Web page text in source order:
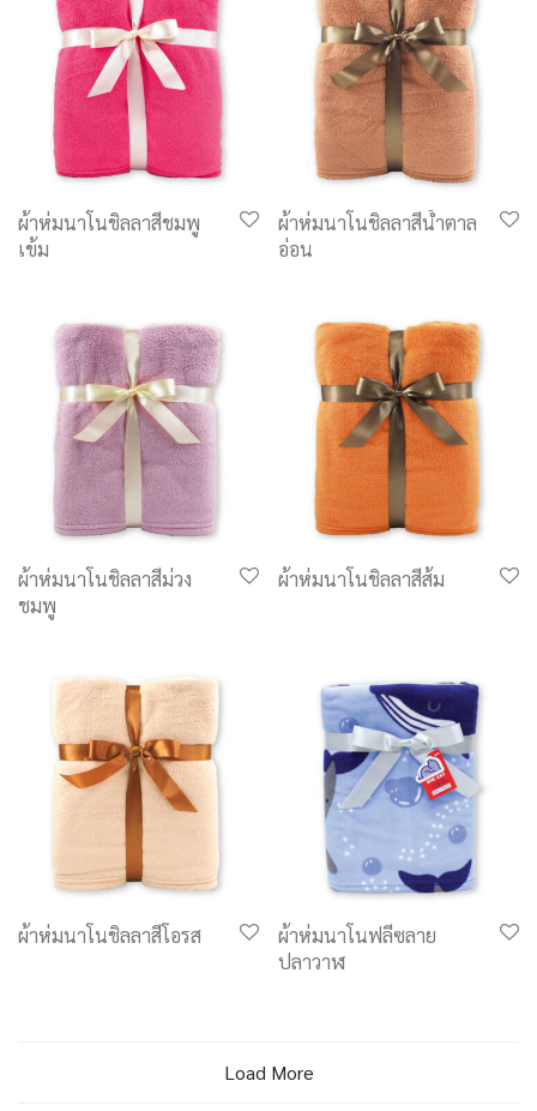
ผ้าห่มนาโนชิลลาสีชมพู
เข้ม
ผ้าห่มนาโนชิลลาสีน้ำตาล
อ่อน
ผ้าห่มนาโนชิลลาสีม่วง
ชมพู
ผ้าห่มนาโนชิลลาสีส้ม
ผ้าห่มนาโนชิลลาสีโอรส
ผ้าห่มนาโนฟลีซลาย
ปลาวาฬ
Load More